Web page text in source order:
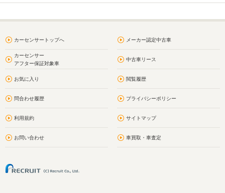
カーセンサートップへ メーカー認定中古車
カーセンサー
アフター保証対象車
中古車リース
お気に入り 閲覧履歴
問合わせ履歴 プライバシーポリシー
利用規約 サイトマップ
お問い合わせ 車買取・車査定